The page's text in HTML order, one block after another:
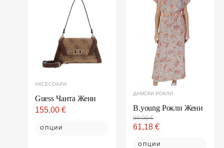
АКСЕСОАРИ
Guess Чанта Жени
155,00 €
ОПЦИИ
on
the
product
ДАМСКИ РОКЛИ
B.young Рокли Жени
99,00€
61,18 €
ОПЦИИ
variants.
chosen
the
product
page